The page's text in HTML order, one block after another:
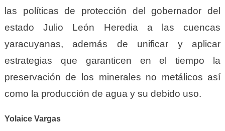
las políticas de protección del gobernador del
estado Julio León Heredia a las cuencas
yaracuyanas, además de unificar y aplicar
estrategias que garanticen en el tiempo la
preservación de los minerales no metálicos así
como la producción de agua y su debido uso.
Yolaice Vargas